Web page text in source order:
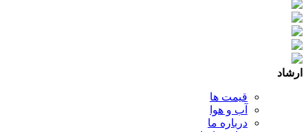
ارشاد
قیمت ها
آب و هوا
درباره ما